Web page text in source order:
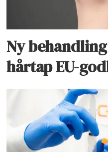
Ny
hårtap EU-